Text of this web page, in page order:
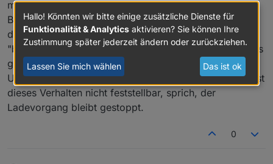
mal Daumen 36 Sekunden, von selbst wieder fort.
Bedient wird das über VIS, aber ein direkter Klick auf
das Object
"bluelink.0.xxxxxxxxxxx.control.charge_stop" zeigt das
gleiche Verhalten.
Unterbreche ich das Laden über die Hyundai APP, so ist
dieses Verhalten nicht feststellbar, sprich, der
Ladevorgang bleibt gestoppt.
0
Hallo! Könnten wir bitte einige zusätzliche Dienste für
Funktionalität & Analytics aktivieren? Sie können Ihre
Zustimmung später jederzeit ändern oder zurückziehen.
Lassen Sie mich wählen Das ist ok